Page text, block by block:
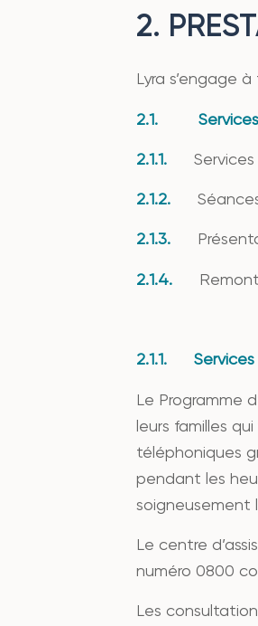
2.
Lyra s’engage
2.1. Services
2.1.1.Services
2.1.2.Séances
2.1.3.
2.1.4.
2.1.1. Services
Le Programme
leurs familles
téléphoniques
pendant les
soigneusement
Le centre
numéro 0800
Les